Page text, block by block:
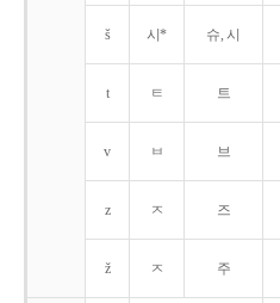
š 시* 슈, 시
t ㅌ 트
v ㅂ 브
z ㅈ 즈
ž ㅈ 주